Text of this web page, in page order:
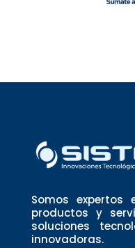
Somos
productos y
soluciones
innovadoras.